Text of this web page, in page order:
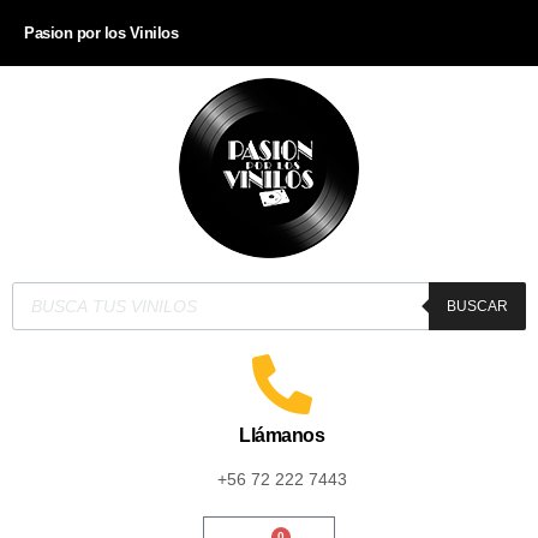
Pasion por los Vinilos
BUSCAR
Llámanos
+56 72 222 7443